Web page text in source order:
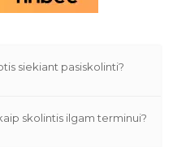
siekiant pasiskolinti?
skolintis ilgam terminui?